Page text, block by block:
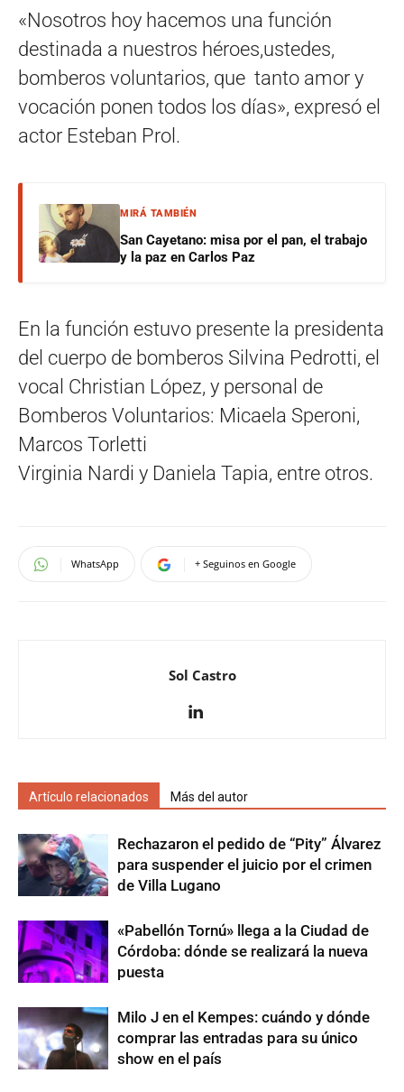
«Nosotros hoy hacemos una función
destinada a nuestros héroes,ustedes,
bomberos voluntarios, que tanto amor y
vocación ponen todos los días», expresó el
actor Esteban Prol.
MIRÁ TAMBIÉN
San Cayetano: misa por el pan, el trabajo
y la paz en Carlos Paz
En la función estuvo presente la presidenta
del cuerpo de bomberos Silvina Pedrotti, el
vocal Christian López, y personal de
Bomberos Voluntarios: Micaela Speroni,
Marcos Torletti
Virginia Nardi y Daniela Tapia, entre otros.
WhatsApp + Seguinos en Google
Sol Castro
Artículo relacionados Más del autor
Rechazaron el pedido de “Pity” Álvarez
para suspender el juicio por el crimen
de Villa Lugano
«Pabellón Tornú» llega a la Ciudad de
Córdoba: dónde se realizará la nueva
puesta
Milo J en el Kempes: cuándo y dónde
comprar las entradas para su único
show en el país